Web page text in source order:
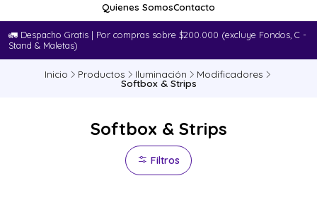
Quienes SomosContacto
🚛​ Despacho Gratis | Por compras sobre $200.000 (excluye Fondos, C -
Stand & Maletas)
Inicio Productos Iluminación Modificadores
Softbox & Strips
Softbox & Strips
Filtros